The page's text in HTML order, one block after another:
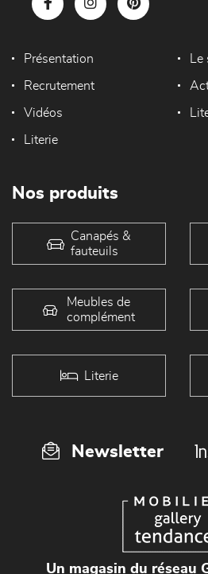
Présentation
Recrutement
Vidéos
Literie
Nos produits
Canapés &
fauteuils
Meubles de
complément
Literie
Newsletter
Un magasin du réseau